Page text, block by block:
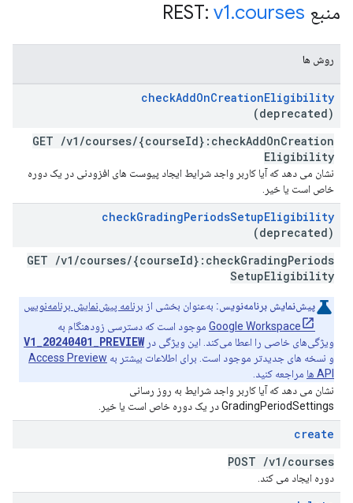
منبع REST: v1.courses
روش ها
checkAddOnCreationEligibility
(deprecated)
GET /v1 /courses/{courseId}:checkAddOnCreation
Eligibility
نشان می دهد که آیا کاربر واجد شرایط ایجاد پیوست های افزودنی در یک دوره
خاص است یا خیر.
checkGradingPeriodsSetupEligibility
(deprecated)
GET /v1 /courses/{courseId}:checkGradingPeriods
SetupEligibility
پیش‌نمایش برنامه‌نویس: به‌عنوان بخشی از برنامه پیش‌نمایش برنامه‌نویس
Google Workspace موجود است که دسترسی زودهنگام به
ویژگی‌های خاصی را اعطا می‌کند. این ویژگی درV1_20240401_PREVIEW
و نسخه های جدیدتر موجود است. برای اطلاعات بیشتر به Access Preview
API ها
مراجعه کنید.
نشان می دهد که آیا کاربر واجد شرایط به روز رسانی
GradingPeriodSettings در یک دوره خاص است یا خیر.
create
POST /v1 /courses
دوره ایجاد می کند.